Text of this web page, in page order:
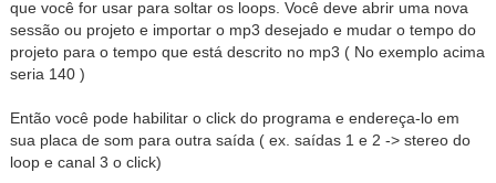
que você for usar para soltar os loops. Você deve abrir uma nova
sessão ou projeto e importar o mp3 desejado e mudar o tempo do
projeto para o tempo que está descrito no mp3 ( No exemplo acima
seria 140 )
Então você pode habilitar o click do programa e endereça-lo em
sua placa de som para outra saída ( ex. saídas 1 e 2 -> stereo do
loop e canal 3 o click)